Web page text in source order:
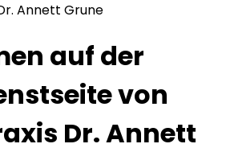
Annett Grune
auf der
von
Dr. Annett